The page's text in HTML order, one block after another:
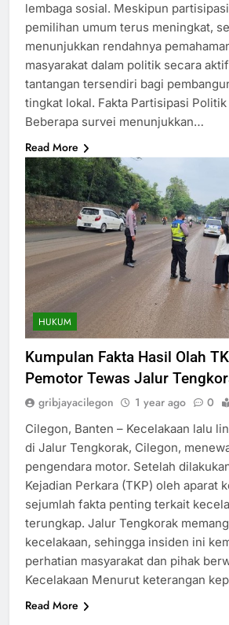
lembaga sosial. Meskipun
pemilihan umum terus meningkat,
menunjukkan rendahnya
masyarakat dalam politik secara
tantangan tersendiri bagi
tingkat lokal. Fakta Partisipasi
Beberapa survei menunjukkan…
Read More
HUKUM
Kumpulan Fakta Hasil Olah
Pemotor Tewas Jalur
gribjayacilegon 1 year ago 0
Cilegon, Banten – Kecelakaan lalu
di Jalur Tengkorak, Cilegon,
pengendara motor. Setelah
Kejadian Perkara (TKP) oleh aparat
sejumlah fakta penting terkait
terungkap. Jalur Tengkorak
kecelakaan, sehingga insiden ini
perhatian masyarakat dan pihak
Kecelakaan Menurut keterangan
Read More